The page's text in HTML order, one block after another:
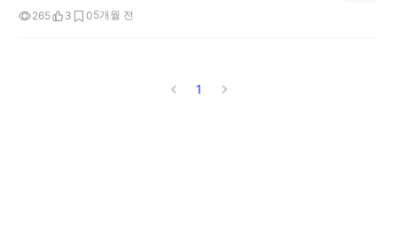
265 3 05개월 전
1